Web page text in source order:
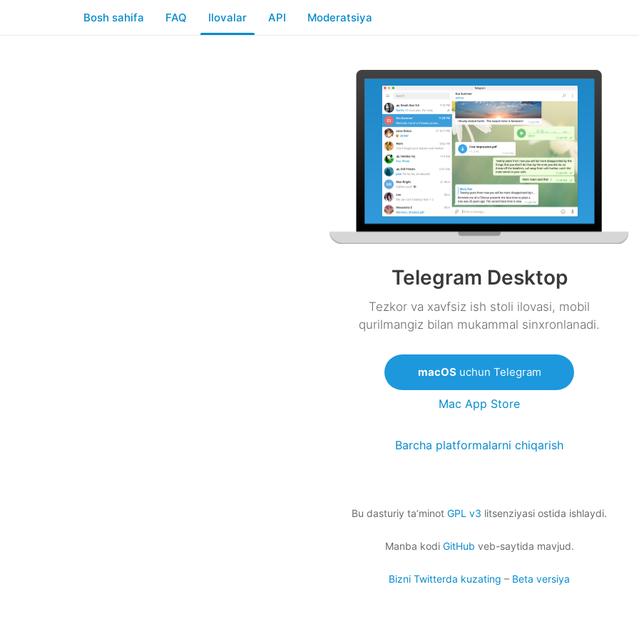
Bosh sahifa FAQ Ilovalar API Moderatsiya
Telegram Desktop
Tezkor va xavfsiz ish stoli ilovasi, mobil
qurilmangiz bilan mukammal sinxronlanadi.
macOSuchun Telegram
Mac App Store
Barcha platformalarni chiqarish
Bu dasturiy taʼminot GPL v3 litsenziyasi ostida ishlaydi.
Manba kodi GitHub veb-saytida mavjud.
Bizni Twitterda kuzating – Beta versiya